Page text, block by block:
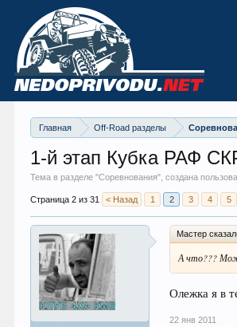
Главная Off-Road разделы
1-й этап Кубка РАФ
Тема в разделе "Соревнования", создана
Страница 2 из 31 < Назад 1 2 3 4 5
Мастер
А что???
Олежка я в
22 янв 2011